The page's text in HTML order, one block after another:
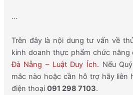
…
Trên đây là nội dung tư vấn về
kinh doanh thực phẩm chức
Đà Nẵng – Luật Duy Ích. Nếu
mắc nào hoặc cần hỗ trợ hãy liên
điện thoại 091 298 7103.